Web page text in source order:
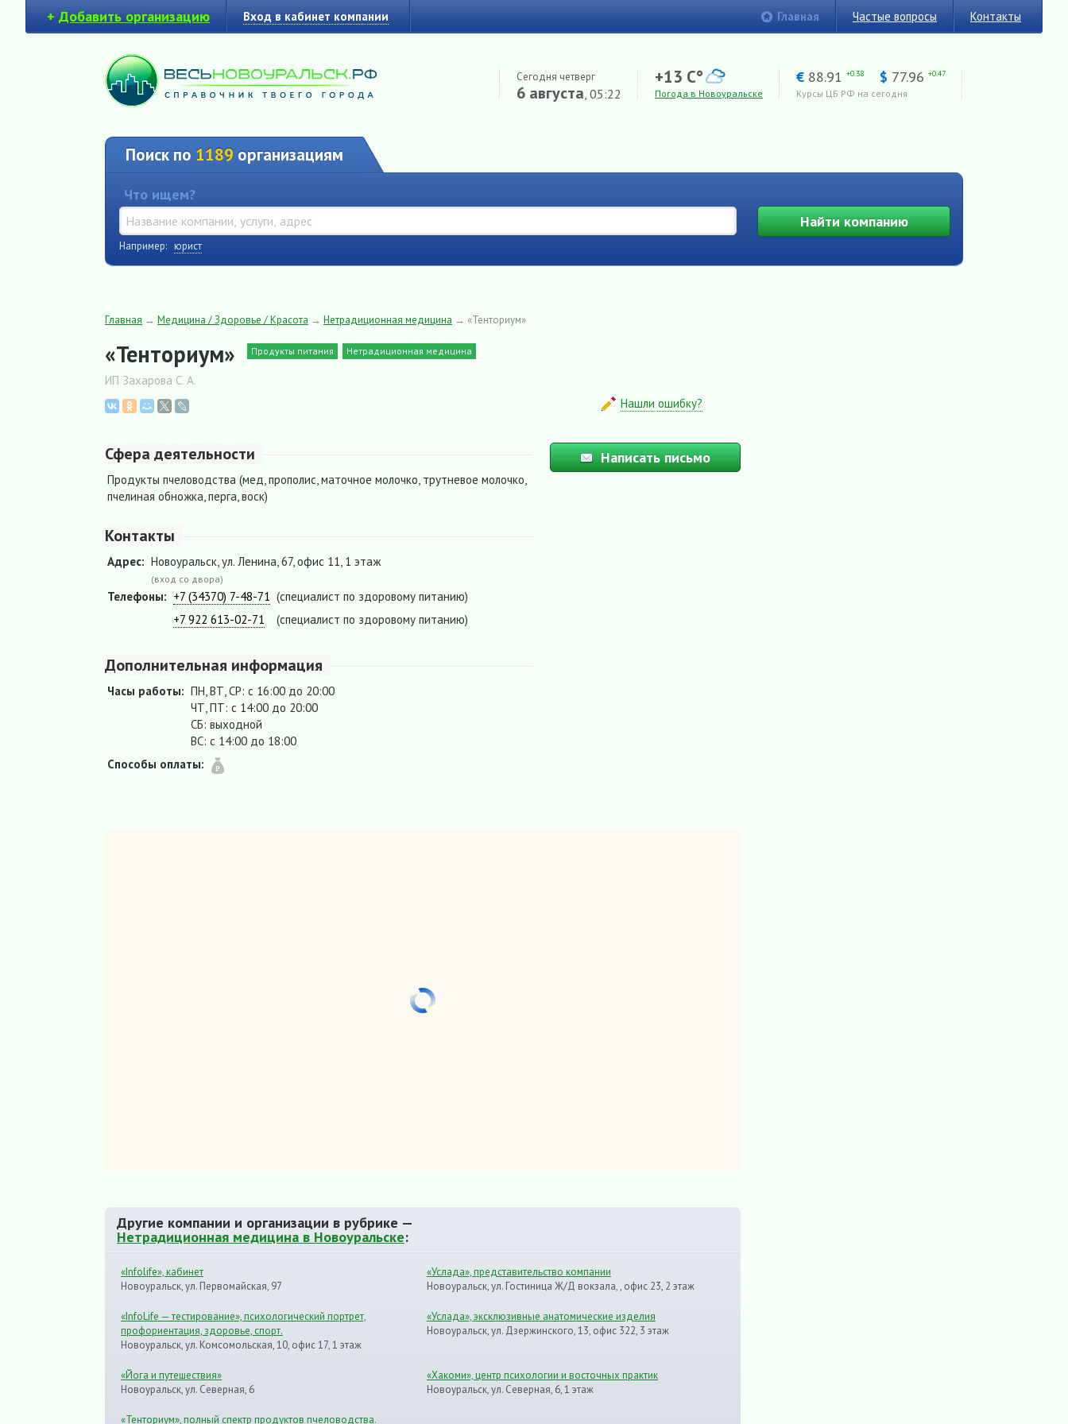
+ Добавить организацию Вход в кабинет компании Главная Частые вопросы Контакты
Сегодня четверг
6 августа, 05:22
+13 C°
Погода в Новоуральске
€ 88.91 +0.38 $ 77.96 +0.47
Курсы ЦБ РФ на сегодня
Поиск по 1189 организациям
Что ищем?
Найтикомпанию
Например: юрист
Главная → Медицина / Здоровье / Красота → Нетрадиционная медицина → «Тенториум»
«Тенториум» Продукты питания Нетрадиционная медицина
ИП Захарова С. А.
Нашли ошибку?
Сфера деятельности
Продукты пчеловодства (мед, прополис, маточное молочко, трутневое молочко,
пчелиная обножка, перга, воск)
Контакты
Адрес: Новоуральск, ул. Ленина, 67, офис 11, 1 этаж
(вход со двора)
Телефоны: +7 (34370) 7-48-71 (специалист по здоровому питанию)
+7 922 613-02-71
(специалист по здоровому питанию)
Дополнительная информация
Часы работы: ПН, ВТ, СР: с 16:00 до 20:00
ЧТ, ПТ: с 14:00 до 20:00
СБ: выходной
ВС: с 14:00 до 18:00
Способы оплаты:
Написать письмо
Другие компании и организации в рубрике —
Нетрадиционная медицина в Новоуральске:
«Infolife», кабинет
Новоуральск, ул. Первомайская, 97
«Услада», представительство компании
Новоуральск, ул. Гостиница Ж/Д вокзала, , офис 23, 2 этаж
«InfoLife — тестирование», психологический портрет,
профориентация, здоровье, спорт.
Новоуральск, ул. Комсомольская, 10, офис 17, 1 этаж
«Услада», эксклюзивные анатомические изделия
Новоуральск, ул. Дзержинского, 13, офис 322, 3 этаж
«Йога и путешествия»
Новоуральск, ул. Северная, 6
«Хакоми», центр психологии и восточных практик
Новоуральск, ул. Северная, 6, 1 этаж
«Тенториум», полный спектр продуктов пчеловодства.